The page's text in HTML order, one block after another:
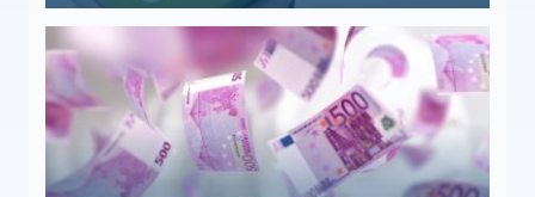
auf einen Blick